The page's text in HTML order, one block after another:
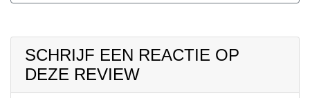
SCHRIJF EEN REACTIE OP
DEZE REVIEW